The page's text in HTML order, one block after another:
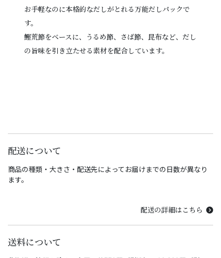
お手軽なのに本格的なだしがとれる万能だしパックで
す。
鰹荒節をベースに、うるめ節、さば節、昆布など、だし
の旨味を引き立たせる素材を配合しています。
配送について
商品の種類・大きさ・配送先によってお届けまでの日数が異なり
ます。
配送の詳細はこちら
送料について